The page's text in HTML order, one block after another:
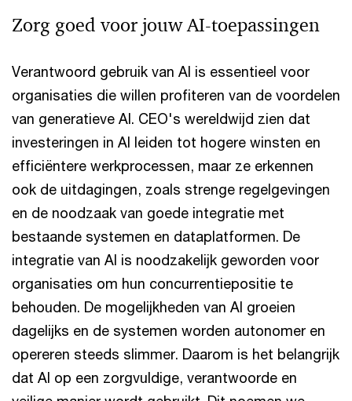
Zorg goed voor jouw AI-toepassingen
Verantwoord gebruik van AI is essentieel voor
organisaties die willen profiteren van de voordelen
van generatieve AI. CEO's wereldwijd zien dat
investeringen in AI leiden tot hogere winsten en
efficiëntere werkprocessen, maar ze erkennen
ook de uitdagingen, zoals strenge regelgevingen
en de noodzaak van goede integratie met
bestaande systemen en dataplatformen. De
integratie van AI is noodzakelijk geworden voor
organisaties om hun concurrentiepositie te
behouden. De mogelijkheden van AI groeien
dagelijks en de systemen worden autonomer en
opereren steeds slimmer. Daarom is het belangrijk
dat AI op een zorgvuldige, verantwoorde en